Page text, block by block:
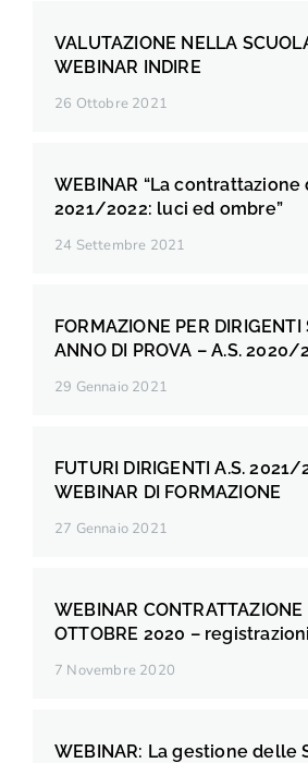
VALUTAZIONE NELLA
WEBINAR INDIRE
26 Ottobre 2021
WEBINAR “La contrattazione
2021/2022: luci ed ombre”
24 Settembre 2021
FORMAZIONE PER DIRIGENTI
ANNO DI PROVA – A.S. 2020/
29 Gennaio 2021
FUTURI DIRIGENTI A.S. 2021/
WEBINAR DI FORMAZIONE
27 Gennaio 2021
WEBINAR CONTRATTAZIONE
OTTOBRE 2020 –
7 Novembre 2020
WEBINAR: La gestione delle